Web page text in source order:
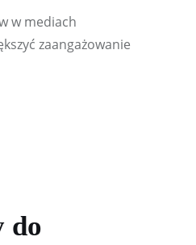
w mediach
zaangażowanie
do